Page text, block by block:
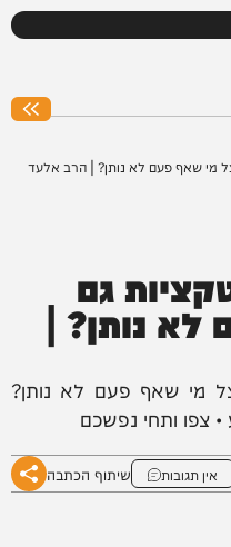
מי שאף פעם לא נותן? | הרב אלעד
גם
נותן? |
מי שאף פעם לא נותן?
צפו ותחי נפשכם
אין תגובות שיתוף הכתבה